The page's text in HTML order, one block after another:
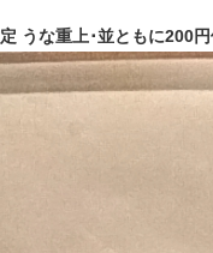
うな重上･並ともに200